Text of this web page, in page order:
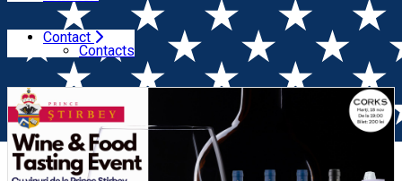
Contact
Contacts
Home Wine Tasting
Degustare de vinuri Prince Știrbey
| Wine & Food Pairing Evening (București)